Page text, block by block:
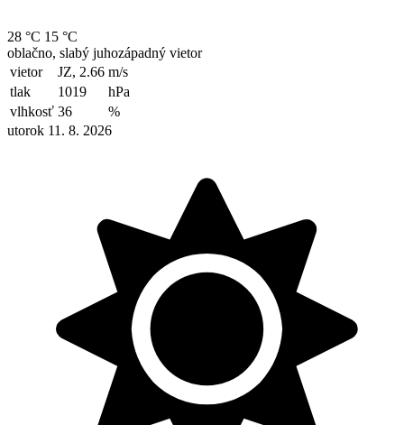
28 °C 15 °C
oblačno, slabý juhozápadný vietor
vietor
JZ, 2.66 m/s
tlak
1019
hPa
vlhkosť 36
%
utorok 11. 8. 2026